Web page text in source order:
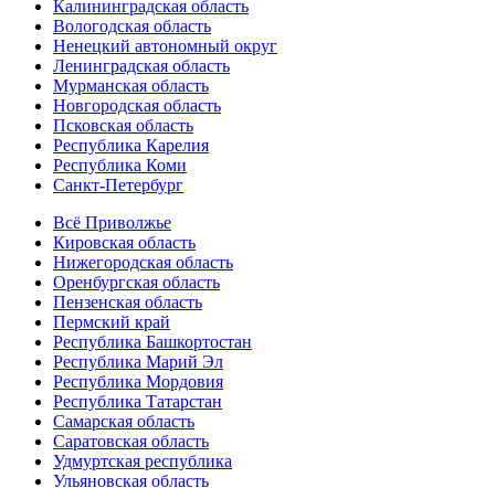
Калининградская область
Вологодская область
Ненецкий автономный округ
Ленинградская область
Мурманская область
Новгородская область
Псковская область
Республика Карелия
Республика Коми
Санкт-Петербург
Всё Приволжье
Кировская область
Нижегородская область
Оренбургская область
Пензенская область
Пермский край
Республика Башкортостан
Республика Марий Эл
Республика Мордовия
Республика Татарстан
Самарская область
Саратовская область
Удмуртская республика
Ульяновская область